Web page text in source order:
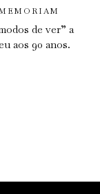
de ver” a
aos 90 anos.